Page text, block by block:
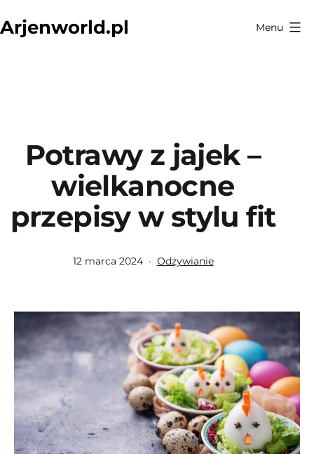
do
Arjenworld.pl Menu
Potrawy z jajek –
wielkanocne
przepisy w stylu fit
Opublikowano
12 marca 2024
Umieszczono
Odżywianie